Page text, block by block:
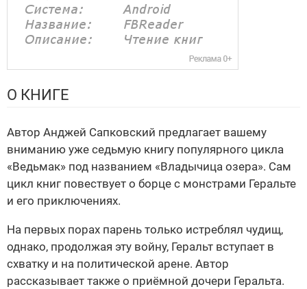
О КНИГЕ
Автор Анджей Сапковский предлагает вашему
вниманию уже седьмую книгу популярного цикла
«Ведьмак» под названием «Владычица озера». Сам
цикл книг повествует о борце с монстрами Геральте
и его приключениях.
На первых порах парень только истреблял чудищ,
однако, продолжая эту войну, Геральт вступает в
схватку и на политической арене. Автор
рассказывает также о приёмной дочери Геральта.